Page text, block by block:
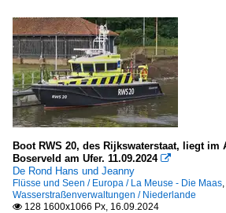
Boot RWS 20, des Rijkswaterstaat, liegt im
Boserveld am Ufer. 11.09.2024 
De Rond Hans und Jeanny
Flüsse und Seen / Europa / La Meuse - Die Maas
Wasserstraßenverwaltungen / Niederlande
 128 1600x1066 Px, 16.09.2024